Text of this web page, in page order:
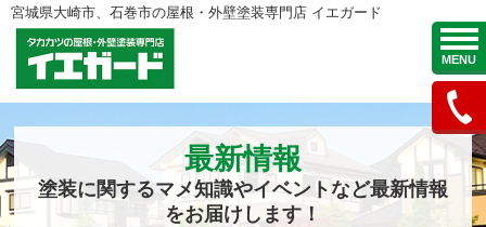
MENU
宮城県大崎市、石巻市の屋根・外壁塗装専門店 イエガード
最新情報
塗装に関するマメ知識やイベントなど最新情報
をお届けします！